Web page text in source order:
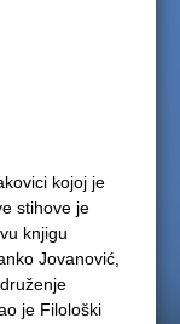
kojoj je
stihove je
knjigu
Jovanović,
je Filološki